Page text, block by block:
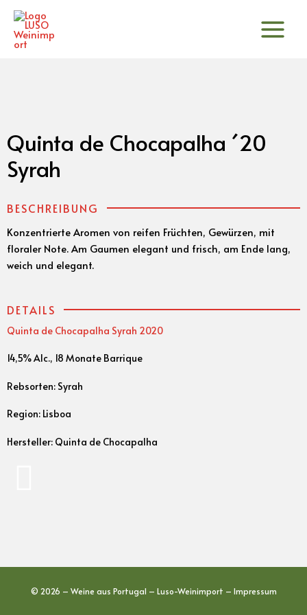
Zum
Inhalt
springen
Quinta de Chocapalha ´20
Syrah
BESCHREIBUNG
Konzentrierte Aromen von reifen Früchten, Gewürzen, mit
floraler Note. Am Gaumen elegant und frisch, am Ende lang,
weich und elegant.
DETAILS
Quinta de Chocapalha Syrah 2020
14,5% Alc., 18 Monate Barrique
Rebsorten: Syrah
Region: Lisboa
Hersteller: Quinta de Chocapalha
© 2026 – Weine aus Portugal – Luso-Weinimport – Impressum